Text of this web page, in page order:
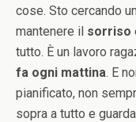
cose. Sto cercando
mantenere il sorriso
tutto. È un lavoro
fa ogni mattina. E
pianificato, non
sopra a tutto e